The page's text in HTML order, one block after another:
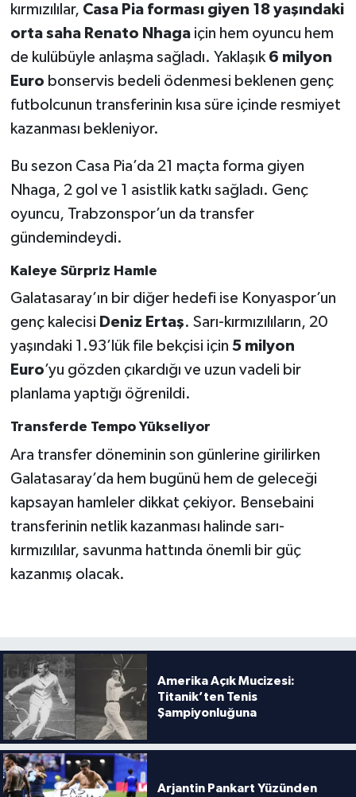
kırmızılılar, Casa Pia forması giyen 18 yaşındaki
orta saha Renato Nhagaiçin hem oyuncu hem
de kulübüyle anlaşma sağladı. Yaklaşık 6 milyon
Euro bonservis bedeli ödenmesi beklenen genç
futbolcunun transferinin kısa süre içinde resmiyet
kazanması bekleniyor.
Bu sezon Casa Pia’da 21 maçta forma giyen
Nhaga, 2 gol ve 1 asistlik katkı sağladı. Genç
oyuncu, Trabzonspor’un da transfer
gündemindeydi.
Kaleye Sürpriz Hamle
Galatasaray’ın bir diğer hedefi ise Konyaspor’un
genç kalecisi Deniz Ertaş. Sarı-kırmızılıların, 20
yaşındaki 1.93’lük file bekçisi için 5 milyon
Euro’yu gözden çıkardığı ve uzun vadeli bir
planlama yaptığı öğrenildi.
Transferde Tempo Yükseliyor
Ara transfer döneminin son günlerine girilirken
Galatasaray’da hem bugünü hem de geleceği
kapsayan hamleler dikkat çekiyor. Bensebaini
transferinin netlik kazanması halinde sarı-
kırmızılılar, savunma hattında önemli bir güç
kazanmış olacak.
Amerika Açık Mucizesi:
Titanik’ten Tenis
Şampiyonluğuna
Arjantin Pankart Yüzünden